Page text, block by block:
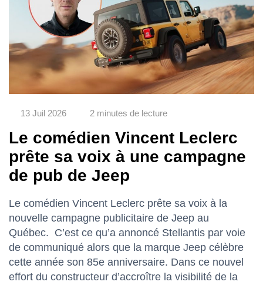
13 Juil 2026 2 minutes de lecture
Le comédien Vincent Leclerc
prête sa voix à une campagne
de pub de Jeep
Le comédien Vincent Leclerc prête sa voix à la
nouvelle campagne publicitaire de Jeep au
Québec. C’est ce qu’a annoncé Stellantis par voie
de communiqué alors que la marque Jeep célèbre
cette année son 85e anniversaire. Dans ce nouvel
effort du constructeur d’accroître la visibilité de la